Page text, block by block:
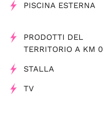
PISCINA ESTERNA
PRODOTTI DEL
TERRITORIO A KM 0
STALLA
TV